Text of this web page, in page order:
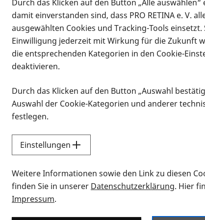
Infomaterial
Infomaterial
Vorlesen
Alle
Sie möchten wissen, wie Sie
Durch das Klicken auf den Button „Alle auswählen“
damit einverstanden sind, dass PRO RETINA e. V.
ausgewählten Cookies und Tracking-Tools
Einwilligung jederzeit mit Wirkung für die Zukunft
die entsprechenden Kategorien in den Cookie-
deaktivieren.
Durch das Klicken auf den Button „Auswahl
Auswahl der Cookie-Kategorien und anderer
festlegen.
Einstellungen
Weitere Informationen sowie den Link zu diesen
finden Sie in unserer Datenschutzerklärung. Hier
Impressum.